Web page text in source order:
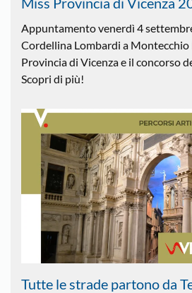
Appuntamento venerdì 4
Cordellina Lombardi a
Provincia di Vicenza e il concorso
Scopri di più!
Tutte le strade partono da